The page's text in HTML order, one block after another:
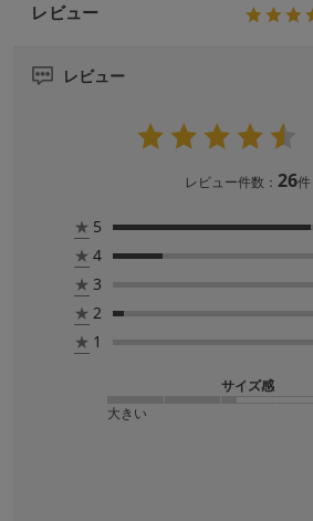
レビュー
レビュー
レビュー件数： 26件
★ 5
★ 4
★ 3
★ 2
★ 1
サイズ感
大きい